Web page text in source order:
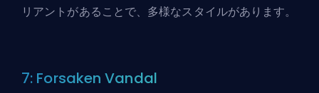
リアントがあることで、多様なスタイルがあります。
7: Forsaken Vandal